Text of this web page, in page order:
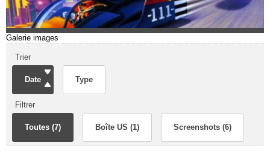
Galerie images
Trier
Date Type
Filtrer
Toutes (7) Boîte US (1) Screenshots (6)